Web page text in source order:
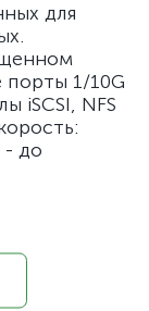
для
порты 1/10G
iSCSI, NFS
- до